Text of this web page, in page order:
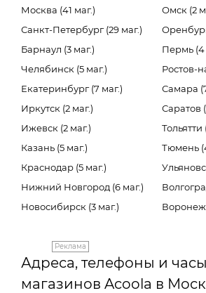
Москва (41 маг.)
Санкт-Петербург (29 маг.)
Барнаул (3 маг.)
Челябинск (5 маг.)
Екатеринбург (7 маг.)
Иркутск (2 маг.)
Ижевск (2 маг.)
Казань (5 маг.)
Краснодар (5 маг.)
Нижний Новгород (6 маг.)
Новосибирск (3 маг.)
Омск (2
Пермь (4
Ростов-
Самара
Саратов
Тольятти
Тюмень
Воронеж
Реклама
Адреса, телефоны и
магазинов Acoola в